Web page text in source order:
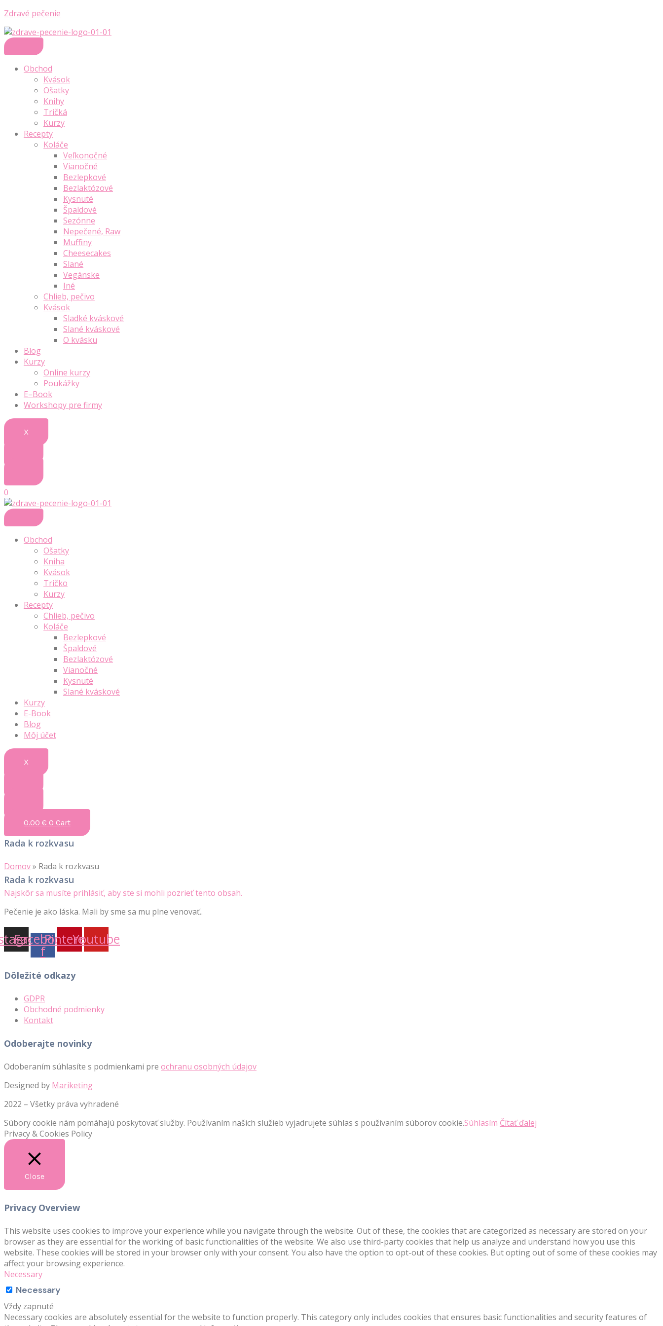
Zdravé pečenie
Obchod
Kvások
Ošatky
Knihy
Tričká
Kurzy
Recepty
Koláče
Veľkonočné
Vianočné
Bezlepkové
Bezlaktózové
Kysnuté
Špaldové
Sezónne
Nepečené, Raw
Muffiny
Cheesecakes
Slané
Vegánske
Iné
Chlieb, pečivo
Kvások
Sladké kváskové
Slané kváskové
O kvásku
Blog
Kurzy
Online kurzy
Poukážky
E–Book
Workshopy pre firmy
X
0
Obchod
Ošatky
Kniha
Kvások
Tričko
Kurzy
Recepty
Chlieb, pečivo
Koláče
Bezlepkové
Špaldové
Bezlaktózové
Vianočné
Kysnuté
Slané kváskové
Kurzy
E-Book
Blog
Môj účet
X
0.00 € 0 Cart
Rada k rozkvasu
Domov» Rada k rozkvasu
Rada k rozkvasu
Najskôr sa musíte prihlásiť, aby ste si mohli pozrieť tento obsah.
Pečenie je ako láska. Mali by sme sa mu plne venovať..
Facebook-
f
PinterestYoutube
Dôležité odkazy
GDPR
Obchodné podmienky
Kontakt
Odoberajte novinky
Odoberaním súhlasíte s podmienkami pre ochranu osobných údajov
Designed by Mariketing
2022 – Všetky práva vyhradené
Súbory cookie nám pomáhajú poskytovať služby. Používaním našich služieb vyjadrujete súhlas s používaním súborov cookie.Súhlasím Čítať ďalej
Privacy & Cookies Policy
Close
Privacy Overview
This website uses cookies to improve your experience while you navigate through the website. Out of these, the cookies that are categorized as necessary are stored on your
browser as they are essential for the working of basic functionalities of the website. We also use third-party cookies that help us analyze and understand how you use this
website. These cookies will be stored in your browser only with your consent. You also have the option to opt-out of these cookies. But opting out of some of these cookies may
affect your browsing experience.
Necessary
Necessary
Vždy zapnuté
Necessary cookies are absolutely essential for the website to function properly. This category only includes cookies that ensures basic functionalities and security features of